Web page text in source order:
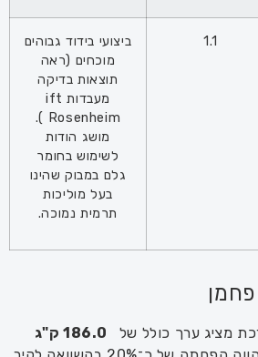
1.1
ביצועי בידוד גבוהים
מוכחים (ראה
תוצאות בדיקה
מעבדות ift
Rosenheim ).
מושג הודות
לשימוש בחומר
גלם במבוק שהינו
בעל מוליכות
תרמית נמוכה.
מציג ערך כולל של 186.0 ק"ג